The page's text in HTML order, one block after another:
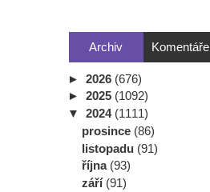
Archiv Komentáře
► 2026 (676)
► 2025 (1092)
▼ 2024 (1111)
prosince (86)
listopadu (91)
října (93)
září (91)